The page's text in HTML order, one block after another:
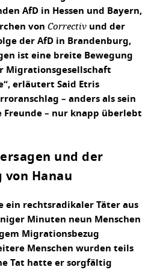
AfD in Hessen und Bayern,
von Correctiv und der
der AfD in Brandenburg,
ist eine breite Bewegung
Migrationsgesellschaft
erläutert Said Etris
– anders als sein
Freunde – nur knapp überlebt
und der
von Hanau
ein rechtsradikaler Täter aus
Minuten neun Menschen
Migrationsbezug
Menschen wurden teils
Tat hatte er sorgfältig